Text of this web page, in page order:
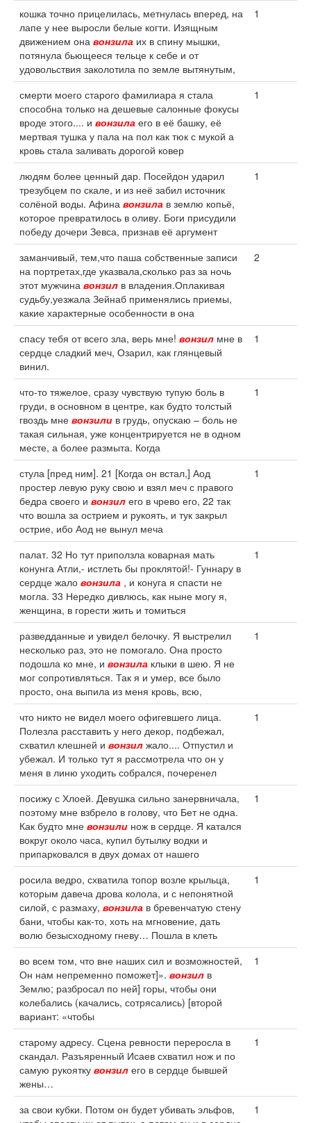
кошка точно прицелилась, метнулась вперед, на
лапе у нее выросли белые когти. Изящным
движением она вонзила их в спину мышки,
потянула бьющееся тельце к себе и от
удовольствия заколотила по земле вытянутым,
1
смерти моего старого фамилиара я стала
способна только на дешевые салонные фокусы
вроде этого.... и вонзила его в её башку, её
мертвая тушка у пала на пол как тюк с мукой а
кровь стала заливать дорогой ковер
1
людям более ценный дар. Посейдон ударил
трезубцем по скале, и из неё забил источник
солёной воды. Афина вонзила в землю копьё,
которое превратилось в оливу. Боги присудили
победу дочери Зевса, признав её аргумент
1
заманчивый, тем,что паша собственные записи
на портретах,где указвала,сколько раз за ночь
этот мужчина вонзил в владения.Оплакивая
судьбу,уезжала Зейнаб применялись приемы,
какие характерные особенности в она
2
спасу тебя от всего зла, верь мне! вонзил мне в
сердце сладкий меч, Озарил, как глянцевый
винил.
1
что-то тяжелое, сразу чувствую тупую боль в
груди, в основном в центре, как будто толстый
гвоздь мне вонзили в грудь, опускаю – боль не
такая сильная, уже концентрируется не в одном
месте, а более размыта. Когда
1
стула [пред ним]. 21 [Когда он встал,] Аод
простер левую руку свою и взял меч с правого
бедра своего и вонзил его в чрево его, 22 так
что вошла за острием и рукоять, и тук закрыл
острие, ибо Аод не вынул меча
1
палат. 32 Но тут приползла коварная мать
конунга Атли,- истлеть бы проклятой!- Гуннару в
сердце жало вонзила , и конуга я спасти не
могла. 33 Нередко дивлюсь, как ныне могу я,
женщина, в горести жить и томиться
1
разведданные и увидел белочку. Я выстрелил
несколько раз, это не помогало. Она просто
подошла ко мне, и вонзила клыки в шею. Я не
мог сопротивляться. Так я и умер, все было
просто, она выпила из меня кровь, всю,
1
что никто не видел моего офигевшего лица.
Полезла расставить у него декор, подбежал,
схватил клешней и вонзил жало.... Отпустил и
убежал. И только тут я рассмотрела что он у
меня в линю уходить собрался, почеренел
1
посижу с Хлоей. Девушка сильно занервничала,
поэтому мне взбрело в голову, что Бет не одна.
Как будто мне вонзили нож в сердце. Я катался
вокруг около часа, купил бутылку водки и
припарковался в двух домах от нашего
1
росила ведро, схватила топор возле крыльца,
которым давеча дрова колола, и с непонятной
силой, с размаху, вонзила в бревенчатую стену
бани, чтобы как-то, хоть на мгновение, дать
волю безысходному гневу… Пошла в клеть
1
во всем том, что вне наших сил и возможностей,
Он нам непременно поможет]». вонзил в
Землю; разбросал по ней] горы, чтобы они
колебались (качались, сотрясались) [второй
вариант: «чтобы
1
старому адресу. Сцена ревности переросла в
скандал. Разъяренный Исаев схватил нож и по
самую рукоятку вонзил его в сердце бывшей
жены…
1
за свои кубки. Потом он будет убивать эльфов,
1